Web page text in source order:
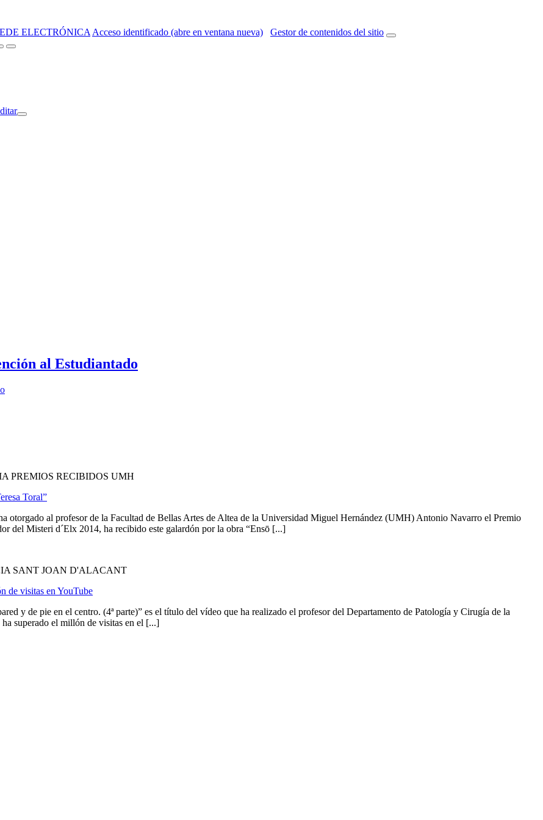
ELECTRÓNICA Acceso identificado (abre en ventana nueva) Gestor de contenidos del sitio
al Estudiantado
PREMIOS RECIBIDOS UMH
Toral”
otorgado al profesor de la Facultad de Bellas Artes de Altea de la Universidad Miguel Hernández (UMH) Antonio Navarro el Premio
del Misteri d´Elx 2014, ha recibido este galardón por la obra “Ensō [...]
SANT JOAN D'ALACANT
de visitas en YouTube
y de pie en el centro. (4ª parte)” es el título del vídeo que ha realizado el profesor del Departamento de Patología y Cirugía de la
superado el millón de visitas en el [...]